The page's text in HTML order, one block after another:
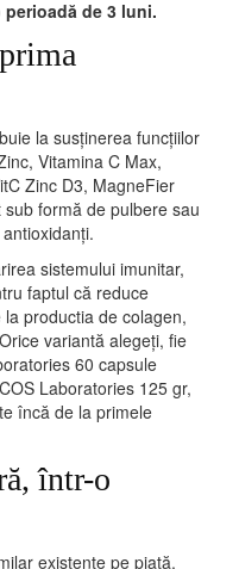
de 3 luni.
la susținerea funcțiilor
Vitamina C Max,
Zinc D3, MagneFier
formă de pulbere sau
sistemului imunitar,
faptul că reduce
productia de colagen,
variantă alegeți, fie
60 capsule
Laboratories 125 gr,
încă de la primele
într-o
existente pe piață,